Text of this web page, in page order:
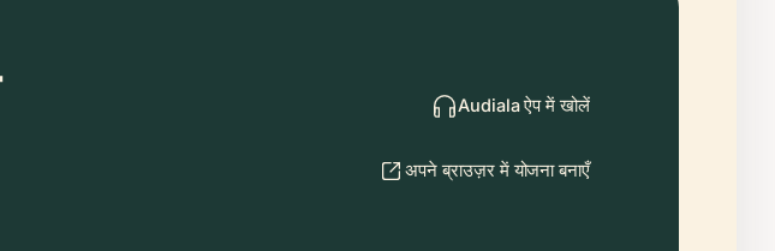
Audiala ऐप में खोलें
अपने ब्राउज़र में योजना बनाएँ